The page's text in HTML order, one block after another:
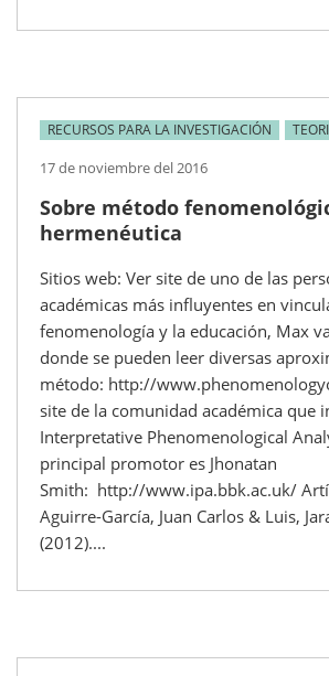
RECURSOS PARA LA INVESTIGACIÓN
17 de noviembre del 2016
Sobre método
hermenéutica
Sitios web: Ver site de uno de las
académicas más influyentes en
fenomenología y la educación, Max
donde se pueden leer diversas
método: http://
site de la comunidad académica que
Interpretative Phenomenological
principal promotor es Jhonatan
Smith: http://www.ipa.bbk.ac.uk/
Aguirre-García, Juan Carlos & Luis,
(2012)....